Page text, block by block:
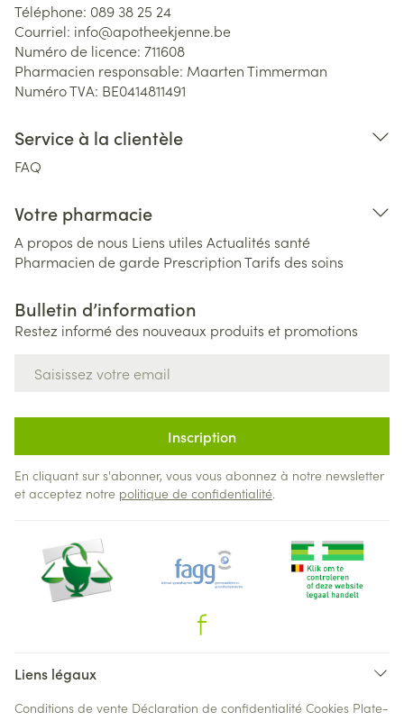
Téléphone: 089 38 25 24
Courriel: info@apotheekjenne.be
Numéro de licence: 711608
Pharmacien responsable: Maarten Timmerman
Numéro TVA: BE0414811491
Service à la clientèle
FAQ
Votre pharmacie
A propos de nous Liens utiles Actualités santé
Pharmacien de garde PrescriptionTarifs des soins
Bulletin d’information
Restez informé des nouveaux produits et promotions
Inscription
En cliquant sur s'abonner, vous vous abonnez à notre newsletter
et acceptez notre politique de confidentialité.
Liens légaux
Conditions de vente Déclaration de confidentialité Cookies Plate-